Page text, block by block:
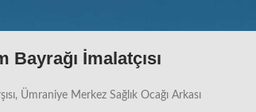
İmalatçısı
Ümraniye Merkez Sağlık Ocağı Arkası